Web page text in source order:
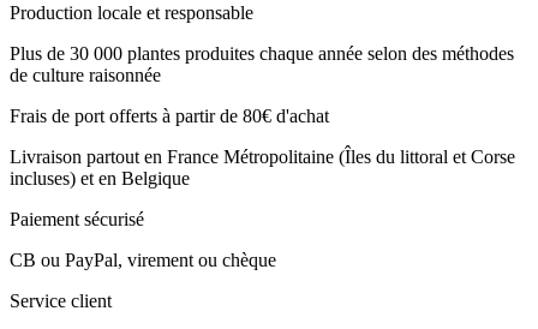
Production locale et responsable
Plus de 30 000 plantes produites chaque année selon des méthodes
de culture raisonnée
Frais de port offerts à partir de 80€ d'achat
Livraison partout en France Métropolitaine (Îles du littoral et Corse
incluses) et en Belgique
Paiement sécurisé
CB ou PayPal, virement ou chèque
Service client